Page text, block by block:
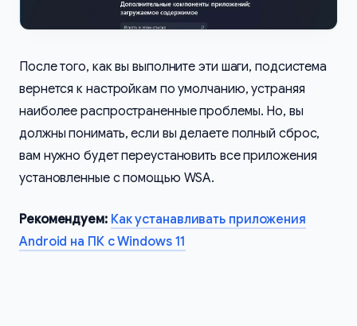
После того, как вы выполните эти шаги, подсистема
вернется к настройкам по умолчанию, устраняя
наиболее распространенные проблемы. Но, вы
должны понимать, если вы делаете полный сброс,
вам нужно будет переустановить все приложения
установленные с помощью WSA.
Рекомендуем: Как устанавливать приложения
Android на ПК с Windows 11